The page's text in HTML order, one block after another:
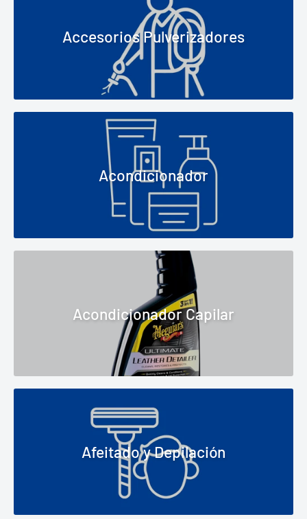
Accesorios Pulverizadores
Acondicionador
Acondicionador Capilar
Afeitado y Depilación